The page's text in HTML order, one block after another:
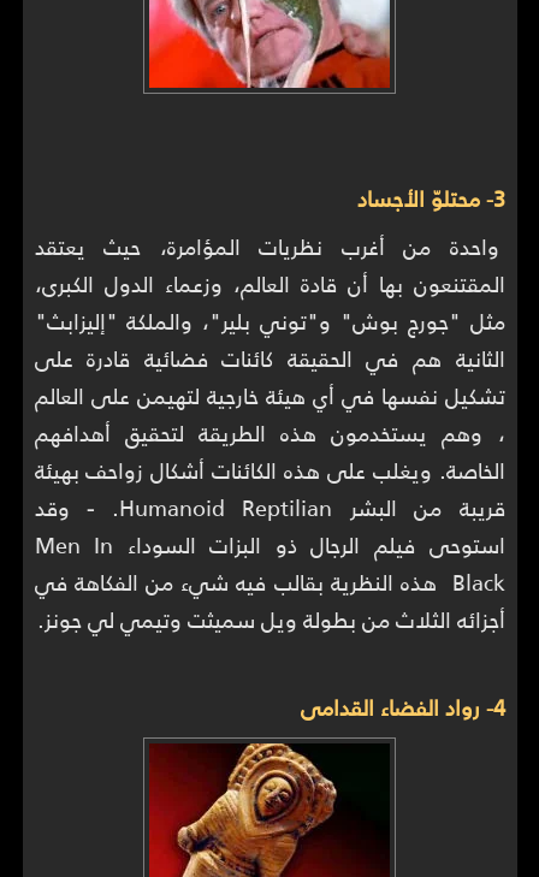
3- محتلوّ الأجساد
واحدة من أغرب نظريات المؤامرة، حيث يعتقد
المقتنعون بها أن قادة العالم، وزعماء الدول الكبرى،
مثل "جورج بوش" و"توني بلير"، والملكة "إليزابث"
الثانية هم في الحقيقة كائنات فضائية قادرة على
تشكيل نفسها في أي هيئة خارجية لتهيمن على العالم
، وهم يستخدمون هذه الطريقة لتحقيق أهدافهم
الخاصة. ويغلب على هذه الكائنات أشكال زواحف بهيئة
قريبة من البشر Humanoid Reptilian.
- وقد
استوحى فيلم الرجال ذو البزات السوداء Men In
Black هذه النظرية بقالب فيه شيء من الفكاهة في
أجزائه الثلاث من بطولة ويل سميثت وتيمي لي جونز.
4- رواد الفضاء القدامى